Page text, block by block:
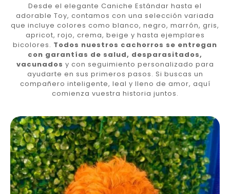
Desde el elegante Caniche Estándar hasta el
adorable Toy, contamos con una selección variada
que incluye colores como blanco, negro, marrón, gris,
apricot, rojo, crema, beige y hasta ejemplares
bicolores. Todos nuestros cachorros se entregan
con garantías de salud, desparasitados,
vacunados y con seguimiento personalizado para
ayudarte en sus primeros pasos. Si buscas un
compañero inteligente, leal y lleno de amor, aquí
comienza vuestra historia juntos.